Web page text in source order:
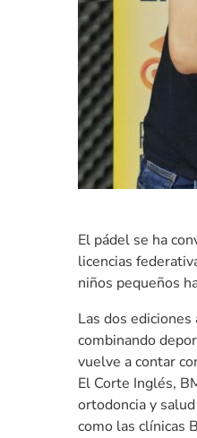
El pádel se ha
licencias
niños pequeños
Las dos
combinando
vuelve a contar
El Corte Inglés,
ortodoncia y
como las clínicas